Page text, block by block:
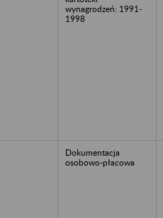
wynagrodzeń: 1991-
1998
Dokumentacja
osobowo-płacowa